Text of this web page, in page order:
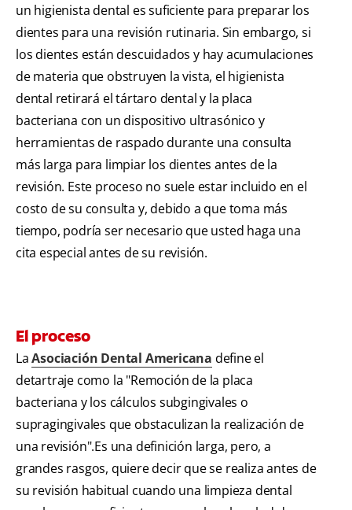
un higienista dental es suficiente para preparar los
dientes para una revisión rutinaria. Sin embargo, si
los dientes están descuidados y hay acumulaciones
de materia que obstruyen la vista, el higienista
dental retirará el tártaro dental y la placa
bacteriana con un dispositivo ultrasónico y
herramientas de raspado durante una consulta
más larga para limpiar los dientes antes de la
revisión. Este proceso no suele estar incluido en el
costo de su consulta y, debido a que toma más
tiempo, podría ser necesario que usted haga una
cita especial antes de su revisión.
El proceso
LaAsociación Dental Americana define el
detartraje como la "Remoción de la placa
bacteriana y los cálculos subgingivales o
supragingivales que obstaculizan la realización de
una revisión".Es una definición larga, pero, a
grandes rasgos, quiere decir que se realiza antes de
su revisión habitual cuando una limpieza dental